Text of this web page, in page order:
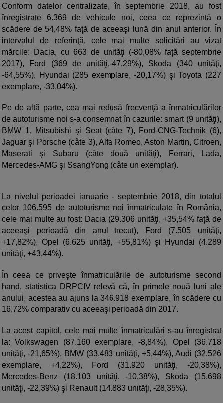
Conform datelor centralizate, în septembrie 2018, au fost
înregistrate 6.369 de vehicule noi, ceea ce reprezintă o
scădere de 54,48% faţă de aceeaşi lună din anul anterior. În
intervalul de referinţă, cele mai multe solicitări au vizat
mărcile: Dacia, cu 663 de unităţi (-80,08% faţă septembrie
2017), Ford (369 de unităţi,-47,29%), Skoda (340 unităţi,
-64,55%), Hyundai (285 exemplare, -20,17%) şi Toyota (227
exemplare, -33,04%).
Pe de altă parte, cea mai redusă frecvenţă a înmatriculărilor
de autoturisme noi s-a consemnat în cazurile: smart (9 unităţi),
BMW 1, Mitsubishi şi Seat (câte 7), Ford-CNG-Technik (6),
Jaguar şi Porsche (câte 3), Alfa Romeo, Aston Martin, Citroen,
Maserati şi Subaru (câte două unităţi), Ferrari, Lada,
Mercedes-AMG şi SsangYong (câte un exemplar).
La nivelul perioadei ianuarie - septembrie 2018, din totalul
celor 106.595 de autoturisme noi înmatriculate în România,
cele mai multe au fost: Dacia (29.306 unităţi, +35,54% faţă de
aceeaşi perioadă din anul trecut), Ford (7.505 unităţi,
+17,82%), Opel (6.625 unităţi, +55,81%) şi Hyundai (4.289
unităţi, +43,44%).
În ceea ce priveşte înmatriculările de autoturisme second
hand, statistica DRPCIV relevă că, în primele nouă luni ale
anului, acestea au ajuns la 346.918 exemplare, în scădere cu
16,72% comparativ cu aceeaşi perioadă din 2017.
La acest capitol, cele mai multe înmatriculări s-au înregistrat
la: Volkswagen (87.160 exemplare, -8,84%), Opel (36.718
unităţi, -21,65%), BMW (33.483 unităţi, +5,44%), Audi (32.526
exemplare, +4,22%), Ford (31.920 unităţi, -20,38%),
Mercedes-Benz (18.103 unităţi, -10,38%), Skoda (15.698
unităţi, -22,39%) şi Renault (14.883 unităţi, -28,35%).